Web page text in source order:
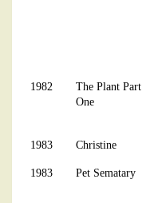
1982
The Plant Part
One
1983 Christine
1983 Pet Sematary